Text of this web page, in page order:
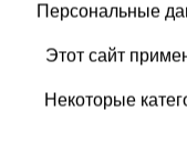
Персональные
Этот сайт
Некоторые